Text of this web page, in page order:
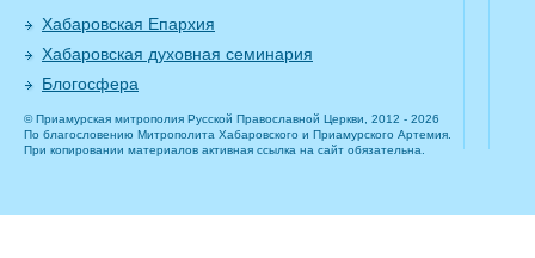
Хабаровская Епархия
Хабаровская духовная семинария
Блогосфера
© Приамурская митрополия Русской Православной Церкви, 2012 - 2026
По благословению Митрополита Хабаровского и Приамурского Артемия.
При копировании материалов активная ссылка на сайт обязательна.